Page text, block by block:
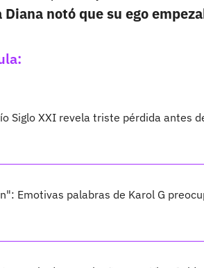
Diana notó que su ego
Siglo XXI revela triste pérdida antes
Emotivas palabras de Karol G